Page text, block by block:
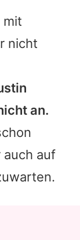
mit
nicht
an.
auch auf